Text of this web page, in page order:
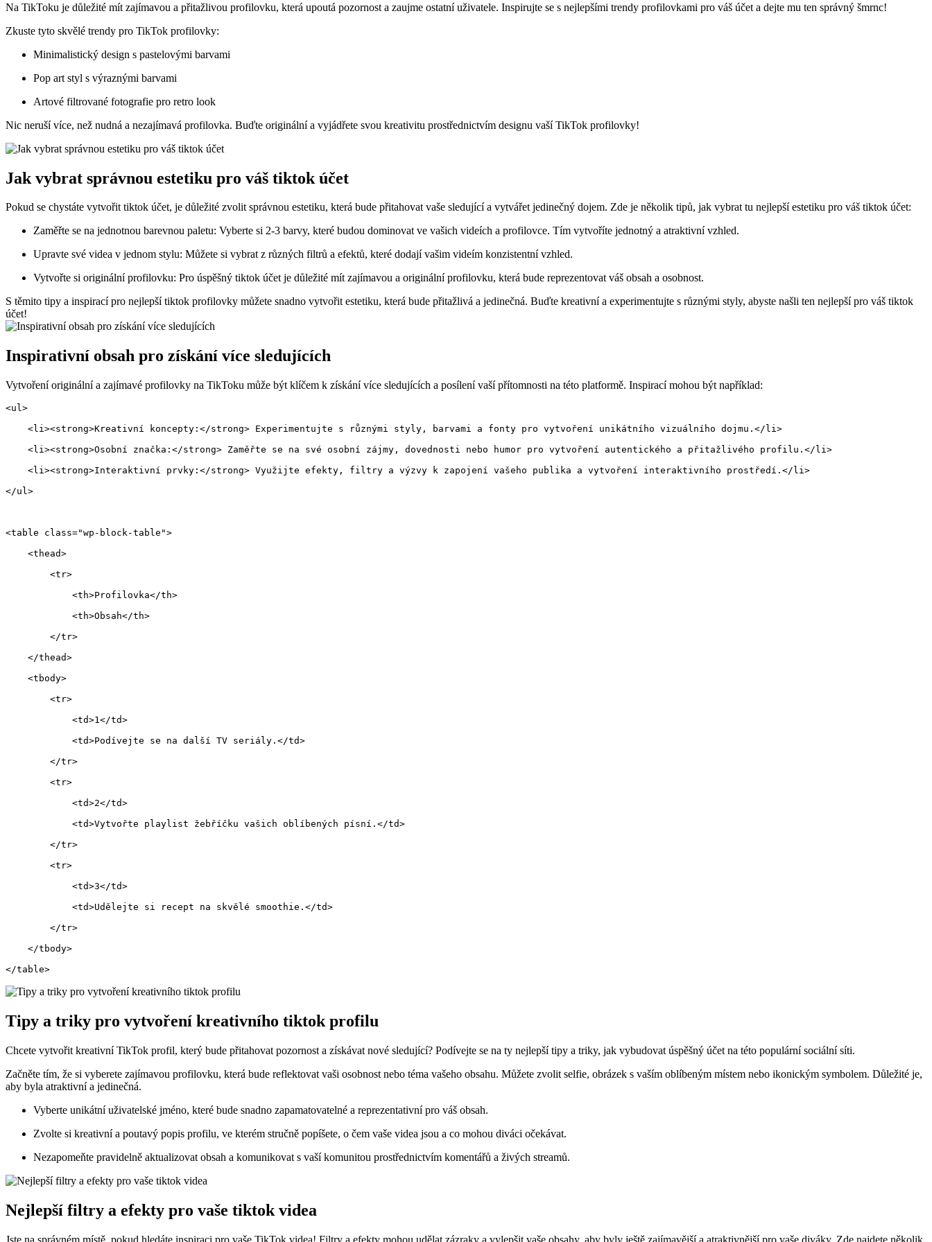
Na TikToku je důležité mít zajímavou a přitažlivou profilovku, která upoutá pozornost a zaujme ostatní uživatele. Inspirujte se s nejlepšími trendy profilovkami pro váš účet a dejte mu ten správný šmrnc!
Zkuste tyto skvělé trendy pro TikTok profilovky:
Minimalistický design s pastelovými barvami
Pop art styl s výraznými barvami
Artové filtrované fotografie pro retro look
Nic neruší více, než nudná a nezajímavá profilovka. Buďte originální a vyjádřete svou kreativitu prostřednictvím designu vaší TikTok profilovky!
Jak vybrat správnou estetiku pro váš tiktok účet
Pokud se chystáte vytvořit tiktok účet, je důležité zvolit správnou estetiku, která bude přitahovat vaše sledující a vytvářet jedinečný dojem. Zde je několik tipů, jak vybrat tu nejlepší estetiku pro váš tiktok účet:
Zaměřte se na jednotnou barevnou paletu: Vyberte si 2-3 barvy, které budou dominovat ve vašich videích a profilovce. Tím vytvoříte jednotný a atraktivní vzhled.
Upravte své videa v jednom stylu: Můžete si vybrat z různých filtrů a efektů, které dodají vašim videím konzistentní vzhled.
Vytvořte si originální profilovku: Pro úspěšný tiktok účet je důležité mít zajímavou a originální profilovku, která bude reprezentovat váš obsah a osobnost.
S těmito tipy a inspirací pro nejlepší tiktok profilovky můžete snadno vytvořit estetiku, která bude přitažlivá a jedinečná. Buďte kreativní a experimentujte s různými styly, abyste našli ten nejlepší pro váš tiktok
účet!
Inspirativní obsah pro získání více sledujících
Vytvoření originální a zajímavé profilovky na TikToku může být klíčem k získání více sledujících a posílení vaší přítomnosti na této platformě. Inspirací mohou být například:
<ul>
    <li><strong>Kreativní koncepty:</strong> Experimentujte s různými styly, barvami a fonty pro vytvoření unikátního vizuálního dojmu.</li>
    <li><strong>Osobní značka:</strong> Zaměřte se na své osobní zájmy, dovednosti nebo humor pro vytvoření autentického a přitažlivého profilu.</li>
    <li><strong>Interaktivní prvky:</strong> Využijte efekty, filtry a výzvy k zapojení vašeho publika a vytvoření interaktivního prostředí.</li>
</ul>
<table class="wp-block-table">
    <thead>
        <tr>
            <th>Profilovka</th>
            <th>Obsah</th>
        </tr>
    </thead>
    <tbody>
        <tr>
            <td>1</td>
            <td>Podívejte se na další TV seriály.</td>
        </tr>
        <tr>
            <td>2</td>
            <td>Vytvořte playlist žebříčku vašich oblíbených písní.</td>
        </tr>
        <tr>
            <td>3</td>
            <td>Udělejte si recept na skvělé smoothie.</td>
        </tr>
    </tbody>
</table>
Tipy a triky pro vytvoření kreativního tiktok profilu
Chcete vytvořit kreativní TikTok profil, který bude přitahovat pozornost a získávat nové sledující? Podívejte se na ty nejlepší tipy a triky, jak vybudovat úspěšný účet na této populární sociální síti.
Začněte tím, že si vyberete zajímavou profilovku, která bude reflektovat vaši osobnost nebo téma vašeho obsahu. Můžete zvolit selfie, obrázek s vaším oblíbeným místem nebo ikonickým symbolem. Důležité je,
aby byla atraktivní a jedinečná.
Vyberte unikátní uživatelské jméno, které bude snadno zapamatovatelné a reprezentativní pro váš obsah.
Zvolte si kreativní a poutavý popis profilu, ve kterém stručně popíšete, o čem vaše videa jsou a co mohou diváci očekávat.
Nezapomeňte pravidelně aktualizovat obsah a komunikovat s vaší komunitou prostřednictvím komentářů a živých streamů.
Nejlepší filtry a efekty pro vaše tiktok videa
Jste na správném místě, pokud hledáte inspiraci pro vaše TikTok videa! Filtry a efekty mohou udělat zázraky a vylepšit vaše obsahy, aby byly ještě zajímavější a atraktivnější pro vaše diváky. Zde najdete několik